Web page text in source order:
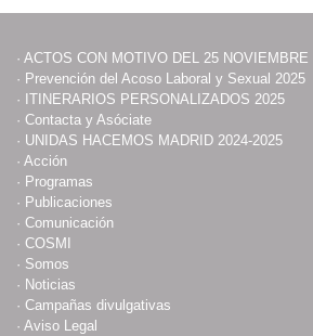
· ACTOS CON MOTIVO DEL 25 NOVIEMBRE
· Prevención del Acoso Laboral y Sexual 2025
· ITINERARIOS PERSONALIZADOS 2025
· Contacta y Asóciate
· UNIDAS HACEMOS MADRID 2024-2025
· Acción
· Programas
· Publicaciones
· Comunicación
· COSMI
· Somos
· Noticias
· Campañas divulgativas
· Aviso Legal